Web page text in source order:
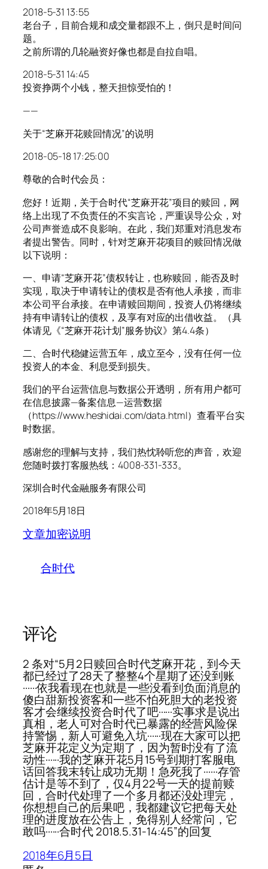
2018-5-31 13:55
老台子，目前合规和成交量都跟不上，倒只是时间问
题。
之前所谓的几轮融资好像也都是自拉自唱。
2018-5-31 14:45
投资挣两个小钱，整天担惊受怕的！
——
关于“芝麻开花赎回情况”的说明
2018-05-18 17:25:00
尊敬的合时代会员：
您好！近期，关于合时代“芝麻开花”项目的赎回，网
络上出现了不负责任的不实言论，严重误导公众，对
公司声誉造成不良影响。在此，我们郑重对消息发布
者提出警告。同时，针对芝麻开花项目的赎回情况做
以下说明：
一、申请“芝麻开花”债权转让，也称赎回，能否及时
实现，取决于申请转让的债权是否有他人承接，而非
本公司平台承接。在申请赎回期间，投资人仍将继续
持有申请转让的债权，及享有对应的出借收益。（具
体请见《“芝麻开花计划”服务协议》第4.4条）
二、合时代稳健运营五年，成立至今，没有任何一位
投资人的本金、利息受到损失。
我们的平台运营信息与数据公开透明，所有用户都可
在信息披露—备案信息—运营数据
（https://www.heshidai.com/data.html）查看平台实
时数据。
感谢您的理解与支持，我们热忱聆听您的声音，欢迎
您随时拨打客服热线：4008-331-333。
深圳合时代金融服务有限公司
2018年5月18日
文章加密说明
合时代
评论
2 条对“5月2日赎回合时代芝麻开花，到今天
都已经过了28天了整整4个星期了还没到账
······依我看现在也就是一些没看到负面消息的
傻白甜新投资客和一些不怕死胆大的老投资
客才会继续投资合时代了吧······实事求是说出
真相，老人可对合时代已暴露的经营风险保
持警惕，新人可避免入坑······现在大家可以把
芝麻开花定义为定期了，因为暂时没有了流
动性······我的芝麻开花5月15号到期打客服电
话回答我末转让成功无期！急死我了······存管
估计是等不到了，仅4月22号一天的提前赎
回，合时代处理了一个多月都还没处理完，
你想想自己的后果吧，我都建议它把每天处
理的进度放在公告上，免得别人经常问，它
敢吗······合时代 2018.5.31-14:45”的回复
2018年6月5日